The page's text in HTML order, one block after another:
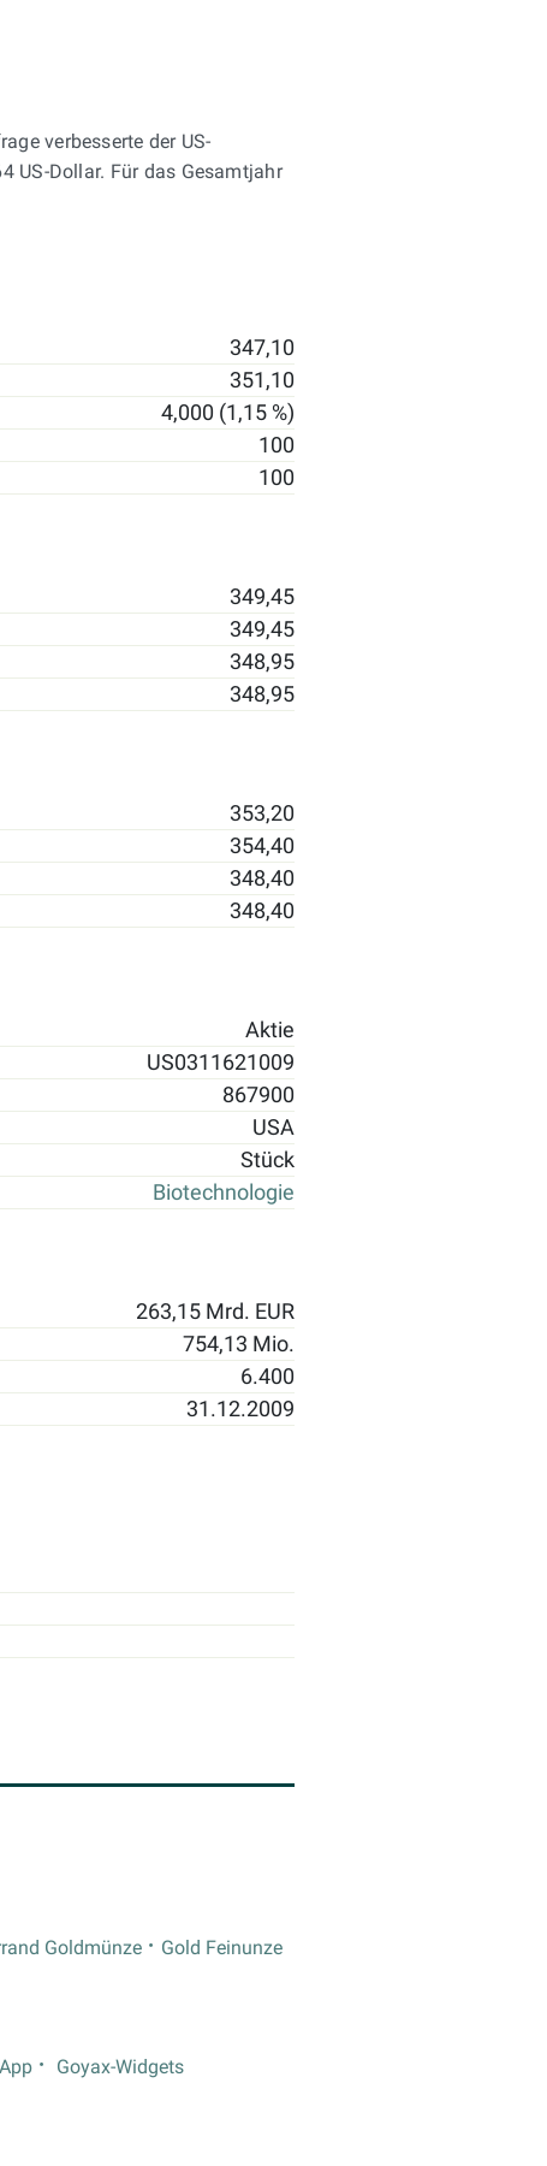
verbesserte der US-
US-Dollar. Für das Gesamtjahr
347,10
351,10
4,000 (1,15 %)
100
100
349,45
349,45
348,95
348,95
353,20
354,40
348,40
348,40
Aktie
US0311621009
867900
USA
Stück
Biotechnologie
263,15 Mrd. EUR
754,13 Mio.
6.400
31.12.2009
Goldmünze
Gold Feinunze
Goyax-Widgets